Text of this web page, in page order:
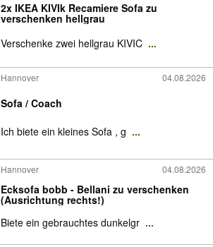
2x IKEA KIVIk Recamiere Sofa zu
verschenken hellgrau
Verschenke zwei hellgrau KIVIC ...
Hannover 04.08.2026
Sofa / Coach
Ich biete ein kleines Sofa , g ...
Hannover 04.08.2026
Ecksofa bobb - Bellani zu verschenken
(Ausrichtung rechts!)
Biete ein gebrauchtes dunkelgr ...